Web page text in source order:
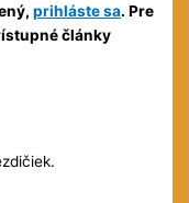
prihláste sa. Pre
články